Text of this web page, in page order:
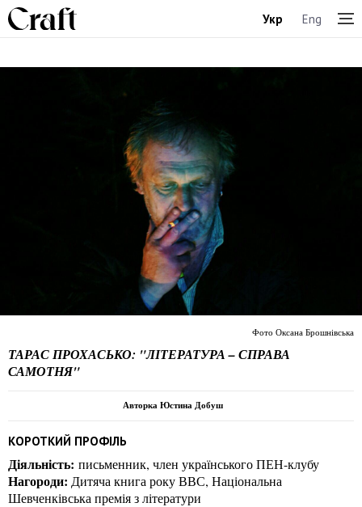
Укр Eng
ТАРАС ПРОХАСЬКО: "ЛІТЕРАТУРА – СПРАВА
САМОТНЯ"
Фото Оксана Брошнівська
Авторка Юстина Добуш
КОРОТКИЙ ПРОФІЛЬ
Діяльність: письменник, член українського ПЕН-клубу
Нагороди: Дитяча книга року ВВС, Національна
Шевченківська премія з літератури